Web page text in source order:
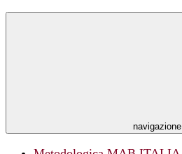
navigazione